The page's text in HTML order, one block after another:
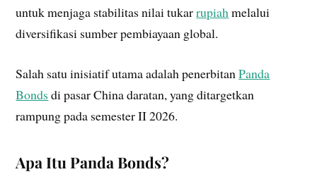
untuk menjaga stabilitas nilai tukarrupiahmelalui
diversifikasi sumber pembiayaan global.
Salah satu inisiatif utama adalah penerbitanPanda
Bonds di pasar China daratan, yang ditargetkan
rampung pada semester II 2026.
Apa Itu Panda Bonds?